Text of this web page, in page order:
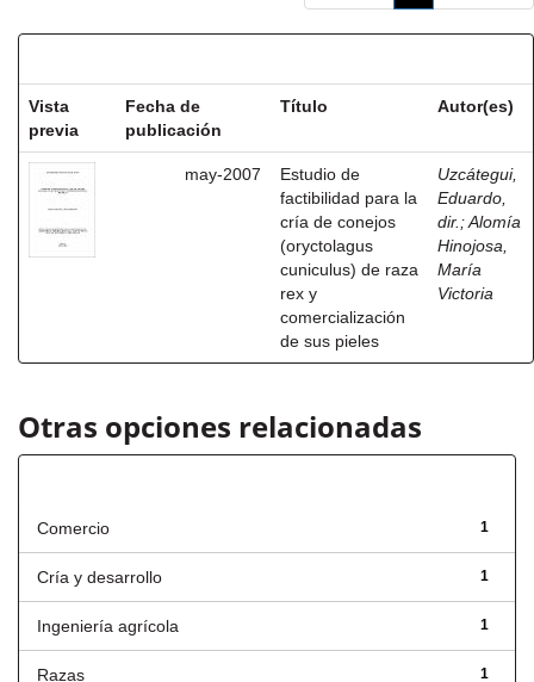
Vista
previa
Fecha de
publicación
Título Autor(es)
may-2007
Estudio de
factibilidad para la
cría de conejos
(oryctolagus
cuniculus) de raza
rex y
comercialización
de sus pieles
Uzcátegui,
Eduardo,
dir. ;Alomía
Hinojosa,
María
Victoria
Otras opciones relacionadas
1
Comercio
1
Cría y desarrollo
1
Ingeniería agrícola
1
Razas